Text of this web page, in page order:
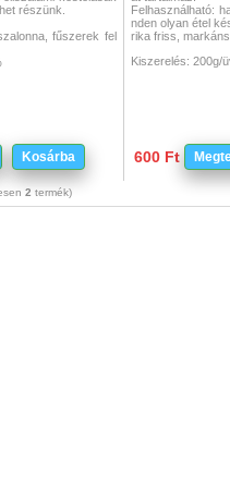
részünk.
fűszerek fel
Kosárba
Felhasználható:
nden olyan étel
rika friss,
Kiszerelés: 200g/
600 Ft
2 termék)